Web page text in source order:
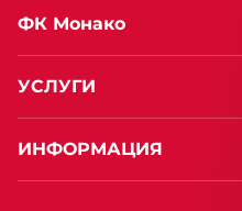
ФК Монако
УСЛУГИ
ИНФОРМАЦИЯ